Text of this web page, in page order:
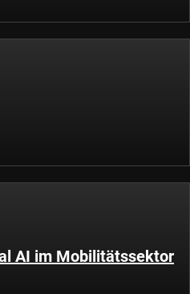
AI im Mobilitätssektor